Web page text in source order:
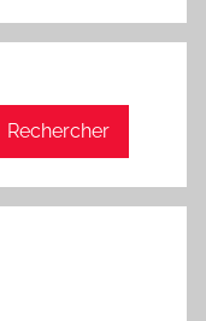
Rechercher